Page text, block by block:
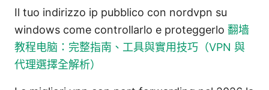
Il tuo indirizzo ip pubblico con nordvpn su
windows come controllarlo e proteggerlo 翻墙
教程电脑：完整指南、工具與實用技巧（VPN 與
代理選擇全解析）